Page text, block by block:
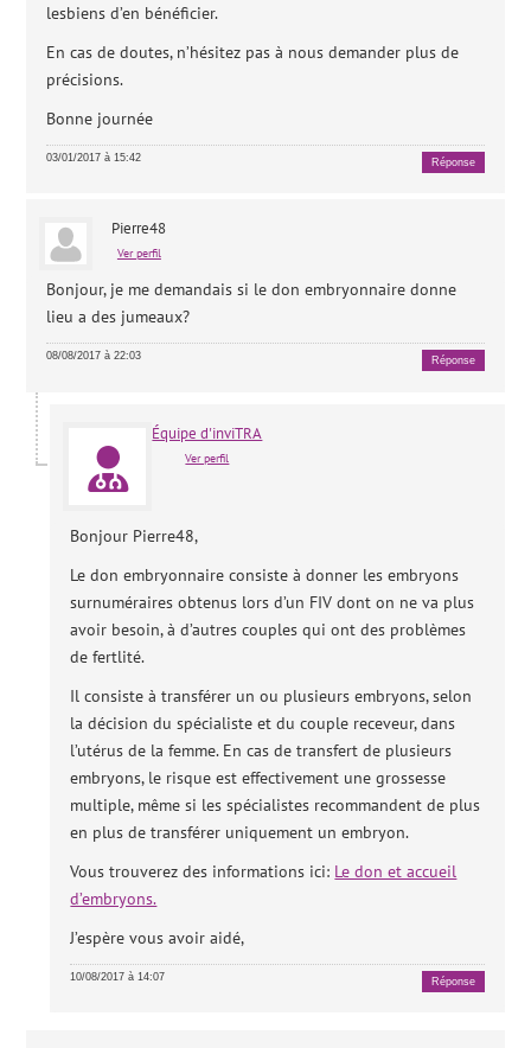
lesbiens d’en bénéficier.
En cas de doutes, n’hésitez pas à nous demander plus de
précisions.
Bonne journée
03/01/2017 à 15:42 Réponse
Pierre48
Ver perfil
Bonjour, je me demandais si le don embryonnaire donne
lieu a des jumeaux?
08/08/2017 à 22:03 Réponse
Équipe d'inviTRA
Ver perfil
Bonjour Pierre48,
Le don embryonnaire consiste à donner les embryons
surnuméraires obtenus lors d’un FIV dont on ne va plus
avoir besoin, à d’autres couples qui ont des problèmes
de fertlité.
Il consiste à transférer un ou plusieurs embryons, selon
la décision du spécialiste et du couple receveur, dans
l’utérus de la femme. En cas de transfert de plusieurs
embryons, le risque est effectivement une grossesse
multiple, même si les spécialistes recommandent de plus
en plus de transférer uniquement un embryon.
Vous trouverez des informations ici: Le don et accueil
d’embryons.
J’espère vous avoir aidé,
10/08/2017 à 14:07 Réponse